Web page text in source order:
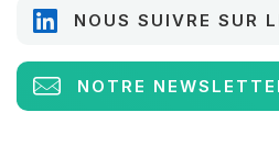
NOUS SUIVRE SUR
NOTRE